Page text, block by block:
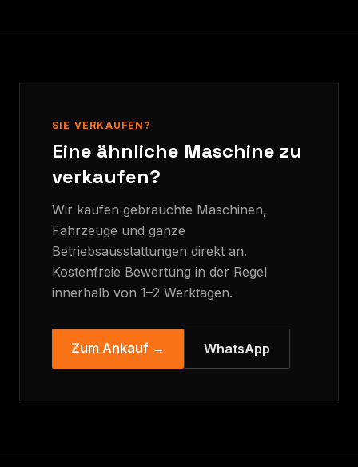
SIE VERKAUFEN?
Eine ähnliche Maschine zu
verkaufen?
Wir kaufen gebrauchte Maschinen,
Fahrzeuge und ganze
Betriebsausstattungen direkt an.
Kostenfreie Bewertung in der Regel
innerhalb von 1–2 Werktagen.
Zum Ankauf → WhatsApp